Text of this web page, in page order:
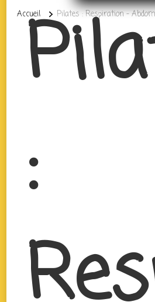
Accueil Pilates : Respiration –
: